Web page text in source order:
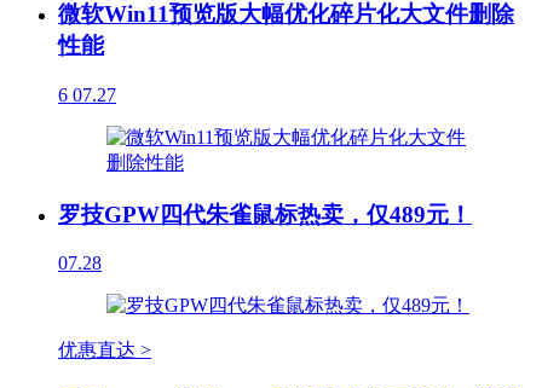
微软Win11预览版大幅优化碎片化大文件删除
性能
6 07.27
罗技GPW四代朱雀鼠标热卖，仅489元！
07.28
优惠直达 >